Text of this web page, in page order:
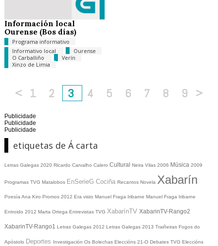
Información local
Ourense (Bos días)
Programa informativo
Informativo local
Ourense
O Carballiño
Verín
Xinzo de Limia
< 1 2 3 4 5 6 7 8 9 >
Publicidade
Publicidade
Publicidade
etiquetas de Á carta
Letras Galegas 2020 Ricardo Carvalho Calero Cultural Neira Vilas 2006 Música 2009
Programas TVG Matalobos EnSerieG Cociña Recantos Novela Xabarín
Poesía Ana Kiro Promos 2012 Era visto Manuel Fraga Iribarne Manuel Fraga Iribarne
Entroido 2012 Marta Ortega Entrevistas TVG XabarínTV XabarinTV-Rango2
XabarinTV-Rango1 Letras Galegas 2012 Letras Galegas 2013 Traiñeiras Fogos do
Apóstolo Deportes Investigación Os Bolechas Eleccións 21-O Debates TVG Eleccións